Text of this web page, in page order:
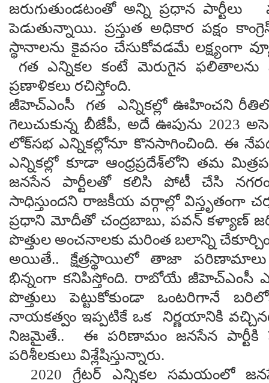
జరుగుతుండటంతో అన్ని ప్రధాన పార్టీలు
పెడుతున్నాయి. ప్రస్తుత అధికార పక్షం
స్థానాలను కైవసం చేసుకోవడమే లక్ష్యంగా
గత ఎన్నికల కంటే మెరుగైన
ప్రణాళికలు రచిస్తోంది.
జీహెచ్ఎంసీ గత ఎన్నికల్లో ఊహించని
గెలుచుకున్న బీజేపీ, అదే ఊపును 2023
లోక్‌సభ ఎన్నికల్లోనూ కొనసాగించింది. ఈ
ఎన్నికల్లో కూడా ఆంధ్రప్రదేశ్‌లోని తమ
జనసేన పార్టీలతో కలిసి పోటీ చేసి
సాధిస్తుందని రాజకీయ వర్గాల్లో విస్తృతంగా
ప్రధాని మోదీతో చంద్రబాబు, పవన్ కళ్యాణ్
పొత్తుల అంచనాలకు మరింత బలాన్ని
అయితే.. క్షేత్రస్థాయిలో తాజా పరిణామాలు
భిన్నంగా కనిపిస్తోంది. రాబోయే జీహెచ్ఎంసీ
పొత్తులు పెట్టుకోకుండా ఒంటరిగానే
నాయకత్వం ఇప్పటికే ఒక నిర్ణయానికి
నిజమైతే.. ఈ పరిణామం జనసేన పార్టీకి
పరిశీలకులు విశ్లేషిస్తున్నారు.
2020 గ్రేటర్ ఎన్నికల సమయంలో